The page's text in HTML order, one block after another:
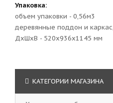
Упаковка:
объем упаковки - 0,56м3
деревянные поддон и
ДxШxВ - 520х936х1145 мм
КАТЕГОРИИ МАГАЗИНА